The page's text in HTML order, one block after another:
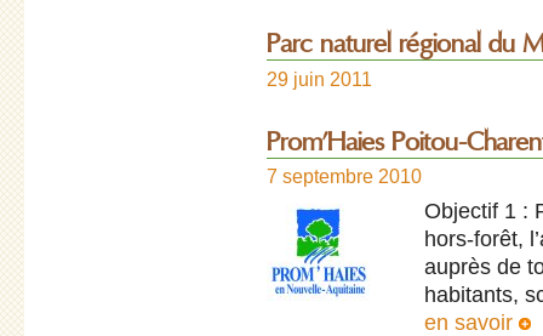
Parc naturel régional du
29 juin 2011
Prom’Haies Poitou-
7 septembre 2010
Objectif 1 :
hors-forêt,
auprès de
habitants,
en savoir